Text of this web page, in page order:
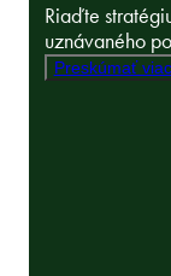
Riaďte
uznávaného
Preskúmať viac